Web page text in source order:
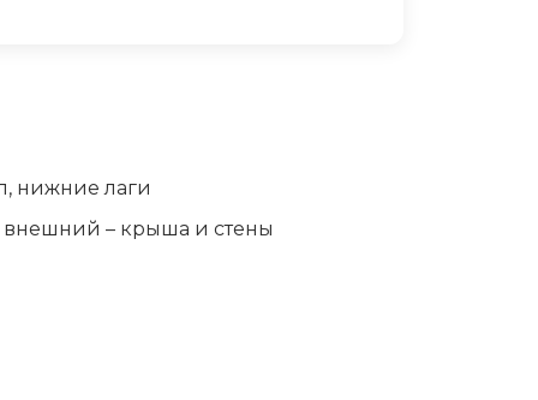
нижние лаги
внешний – крыша и стены